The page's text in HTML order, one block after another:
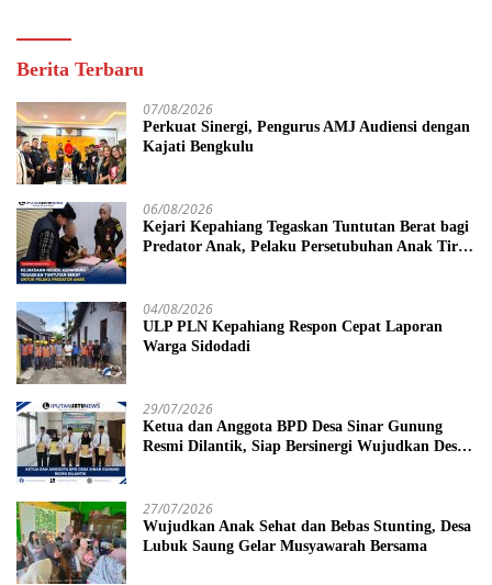
Berita Terbaru
07/08/2026
Perkuat Sinergi, Pengurus AMJ Audiensi dengan
Kajati Bengkulu
06/08/2026
Kejari Kepahiang Tegaskan Tuntutan Berat bagi
Predator Anak, Pelaku Persetubuhan Anak Tiri
04/08/2026
ULP PLN Kepahiang Respon Cepat Laporan
Warga Sidodadi
29/07/2026
Ketua dan Anggota BPD Desa Sinar Gunung
Resmi Dilantik, Siap Bersinergi Wujudkan Desa
27/07/2026
Wujudkan Anak Sehat dan Bebas Stunting, Desa
Lubuk Saung Gelar Musyawarah Bersama